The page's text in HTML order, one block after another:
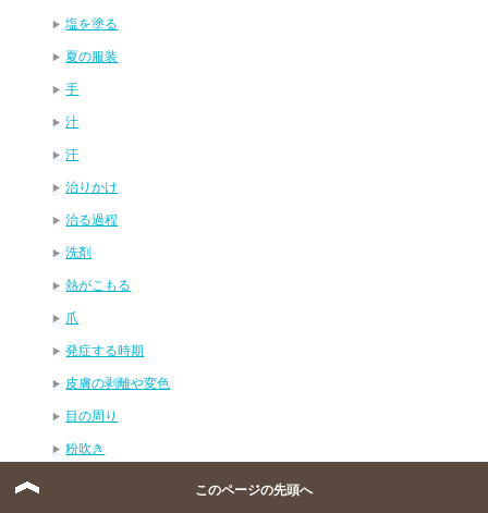
塩を塗る
夏の服装
手
汁
汗
治りかけ
治る過程
洗剤
熱がこもる
爪
発症する時期
皮膚の剥離や変色
目の周り
粉吹き
このページの先頭へ